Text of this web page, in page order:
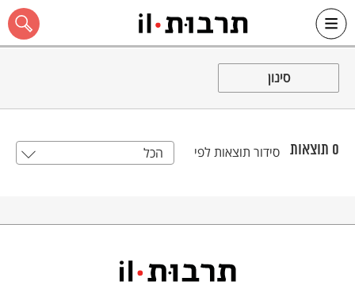
כל האתר
סינון
0 תוצאות סידור תוצאות לפי הכל